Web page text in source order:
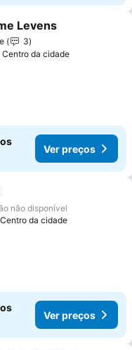
aos favoritos
Levens
3
Centro da cidade
Ver preços
aos favoritos
não disponível
da cidade
Ver preços